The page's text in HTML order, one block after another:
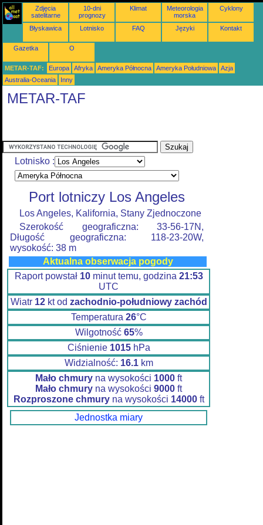
Zdjęcia
satelitarne
10-dni
prognozy
Klimat
Meteorologia
morska
Cyklony
Błyskawica Lotnisko FAQ Języki Kontakt
Gazetka O
METAR-TAF: Europa Afryka Ameryka Północna Ameryka Południowa
Azja
Australia-Oceania
Inny
METAR-TAF
Lotnisko :
Port lotniczy Los Angeles
Los Angeles, Kalifornia, Stany Zjednoczone
Szerokość geograficzna: 33-56-17N,
Długość geograficzna: 118-23-20W,
wysokość: 38 m
Aktualna obserwacja pogody
Raport powstał 10minut temu, godzina 21:53
UTC
Wiatr 12kt od zachodnio-południowy zachód
Temperatura 26°C
Wilgotność 65%
Ciśnienie 1015hPa
Widzialność: 16.1km
Mało chmury na wysokości 1000 ft
Mało chmury na wysokości 9000 ft
Rozproszone chmuryna wysokości 14000ft
Jednostka miary